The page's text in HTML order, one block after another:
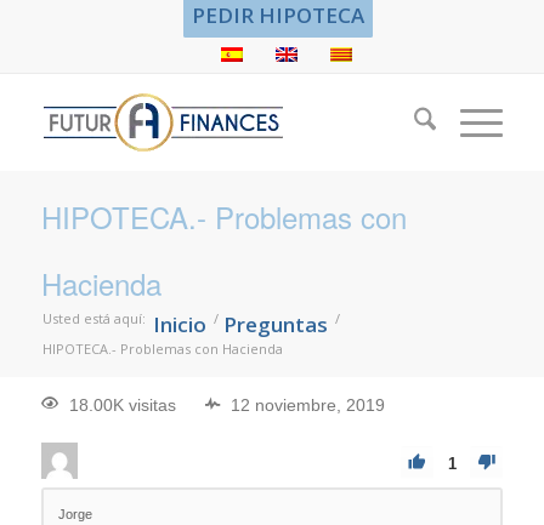
PEDIR HIPOTECA
HIPOTECA.- Problemas con
Hacienda
Usted está aquí: Inicio / Preguntas /
HIPOTECA.- Problemas con Hacienda
18.00K visitas 12 noviembre, 2019
1
Jorge